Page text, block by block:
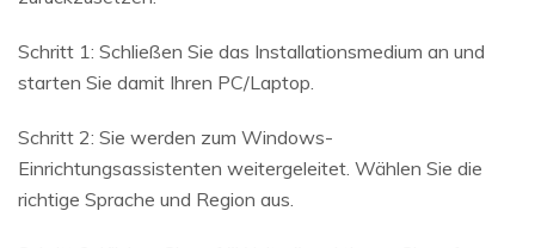
Schritt 1: Schließen Sie das Installationsmedium an und
starten Sie damit Ihren PC/Laptop.
Schritt 2: Sie werden zum Windows-
Einrichtungsassistenten weitergeleitet. Wählen Sie die
richtige Sprache und Region aus.